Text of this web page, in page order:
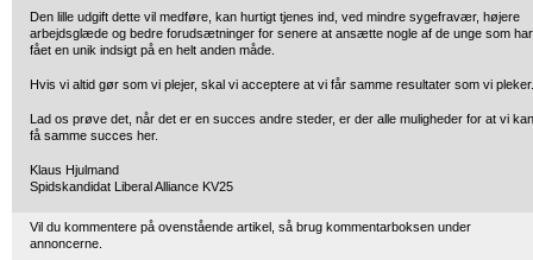
Den lille udgift dette vil medføre, kan hurtigt tjenes ind, ved mindre sygefravær, højere
arbejdsglæde og bedre forudsætninger for senere at ansætte nogle af de unge som har
fået en unik indsigt på en helt anden måde.
Hvis vi altid gør som vi plejer, skal vi acceptere at vi får samme resultater som vi pleker.
Lad os prøve det, når det er en succes andre steder, er der alle muligheder for at vi kan
få samme succes her.
Klaus Hjulmand
Spidskandidat Liberal Alliance KV25
Vil du kommentere på ovenstående artikel, så brug kommentarboksen under
annoncerne.